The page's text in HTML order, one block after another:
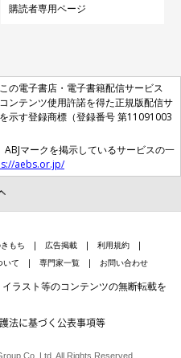
購読者専用ページ
の電子書店・電子書籍配信サービス
ンテンツ使用許諾を得た正規版配信サ
示す登録商標（登録番号 第11091003
ABJマークを掲示しているサービスの一
aebs.or.jp/
もち 広告掲載
利用規約
いて 専門家一覧 お問い合わせ
ラスト等のコンテンツの無断転載を
法に基づく公表事項等
Co.,Ltd. All Rights Reserved.